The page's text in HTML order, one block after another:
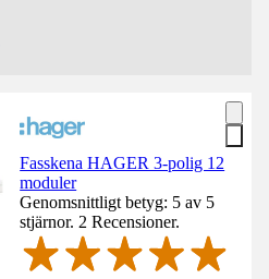
Fasskena HAGER 3-polig 12
moduler
Genomsnittligt betyg: 5 av 5
stjärnor. 2 Recensioner.